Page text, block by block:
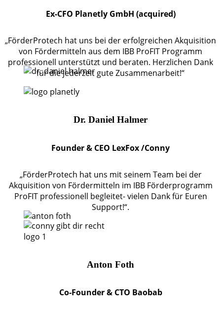
Ex-CFO Planetly GmbH (acquired)
„FörderProtech hat uns bei der erfolgreichen Akquisition
von Fördermitteln aus dem IBB ProFIT Programm
professionell unterstützt und beraten. Herzlichen Dank
für die jederzeit gute Zusammenarbeit!“
Dr. Daniel Halmer
Founder & CEO LexFox /Conny
„FörderProtech hat uns mit seinem Team bei der
Akquisition von Fördermitteln im IBB Förderprogramm
ProFIT professionell begleitet- vielen Dank für Euren
Support!“.
Anton Foth
Co-Founder & CTO Baobab